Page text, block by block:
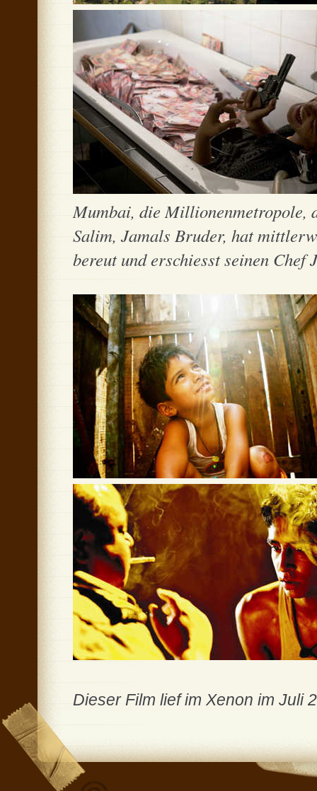
Mumbai, die Millionenmetropole,
Salim, Jamals Bruder, hat
bereut und erschiesst seinen Chef
Dieser Film lief im Xenon im Juli